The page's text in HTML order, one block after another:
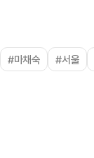
#마채숙 #서울